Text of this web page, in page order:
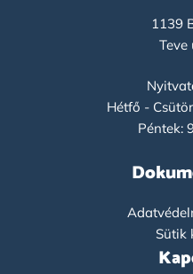
1139
Teve
Hétfő -
Péntek:
Sütik